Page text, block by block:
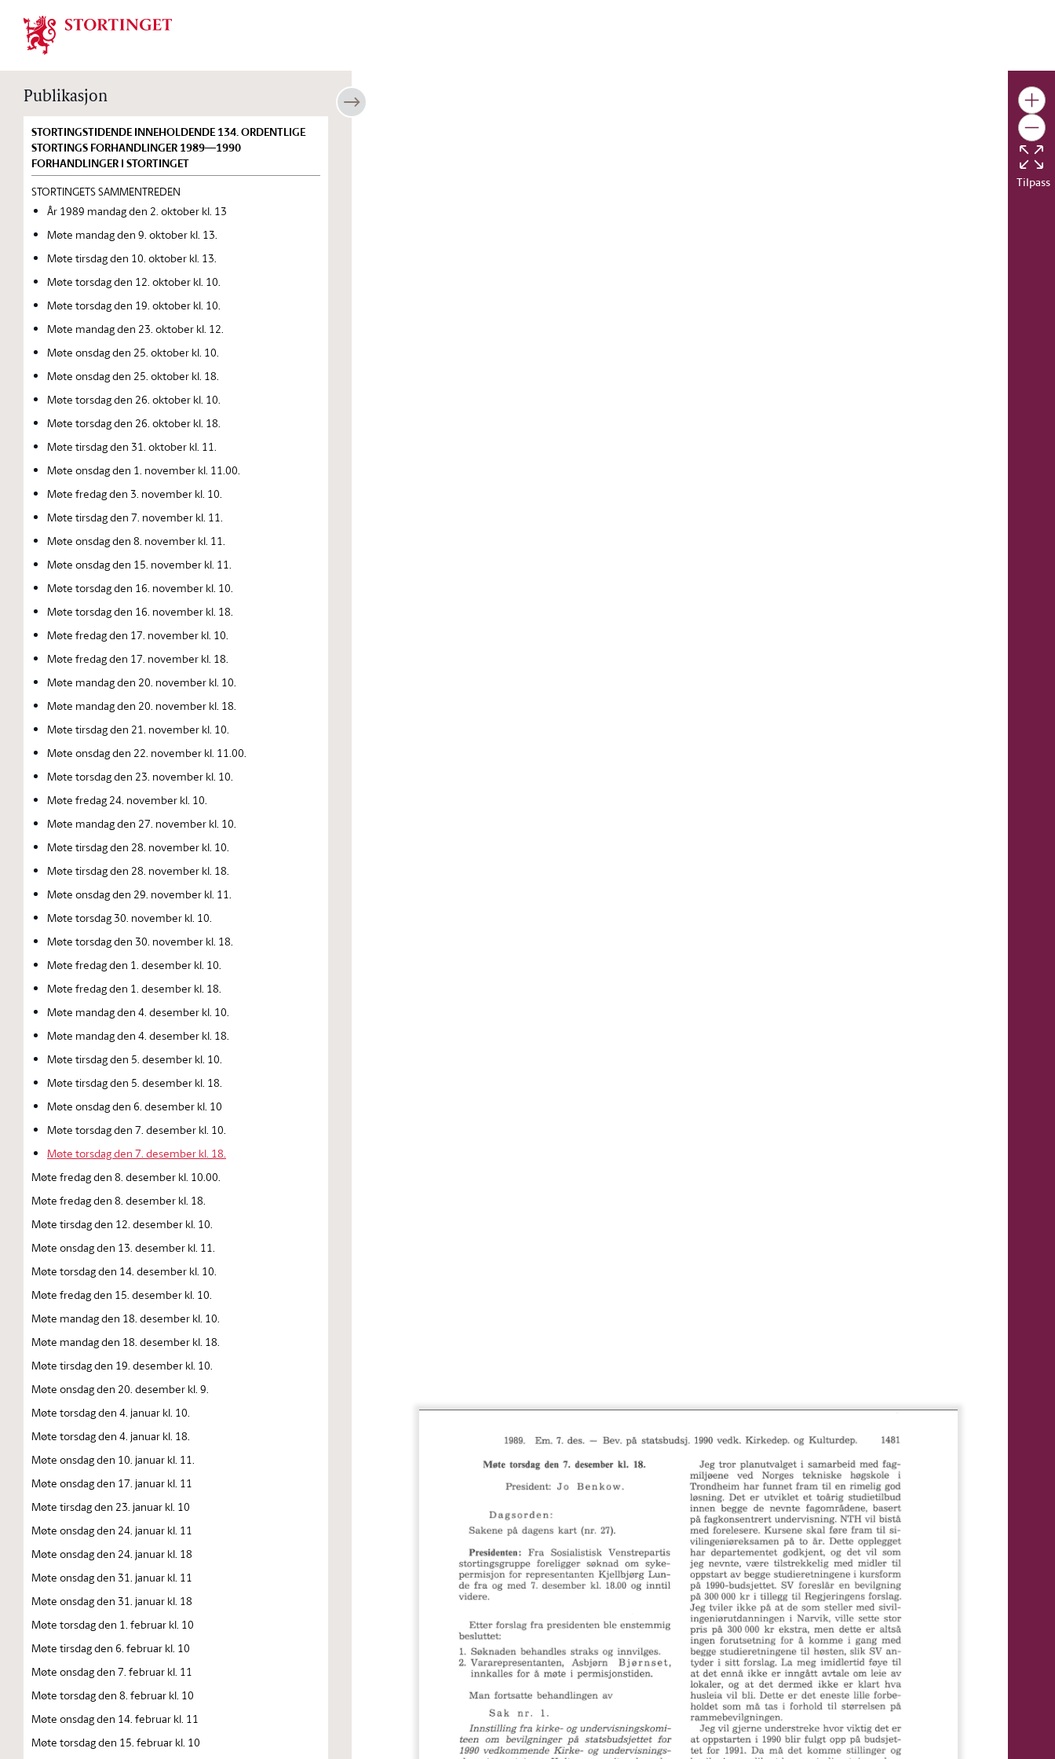
Stortinget.no
Publikasjon
STORTINGSTIDENDE INNEHOLDENDE 134. ORDENTLIGE
STORTINGS FORHANDLINGER 1989—1990
FORHANDLINGER I STORTINGET
STORTINGETS SAMMENTREDEN
År 1989 mandag den 2. oktober kl. 13
Møte mandag den 9. oktober kl. 13.
Møte tirsdag den 10. oktober kl. 13.
Møte torsdag den 12. oktober kl. 10.
Møte torsdag den 19. oktober kl. 10.
Møte mandag den 23. oktober kl. 12.
Møte onsdag den 25. oktober kl. 10.
Møte onsdag den 25. oktober kl. 18.
Møte torsdag den 26. oktober kl. 10.
Møte torsdag den 26. oktober kl. 18.
Møte tirsdag den 31. oktober kl. 11.
Møte onsdag den 1. november kl. 11.00.
Møte fredag den 3. november kl. 10.
Møte tirsdag den 7. november kl. 11.
Møte onsdag den 8. november kl. 11.
Møte onsdag den 15. november kl. 11.
Møte torsdag den 16. november kl. 10.
Møte torsdag den 16. november kl. 18.
Møte fredag den 17. november kl. 10.
Møte fredag den 17. november kl. 18.
Møte mandag den 20. november kl. 10.
Møte mandag den 20. november kl. 18.
Møte tirsdag den 21. november kl. 10.
Møte onsdag den 22. november kl. 11.00.
Møte torsdag den 23. november kl. 10.
Møte fredag 24. november kl. 10.
Møte mandag den 27. november kl. 10.
Møte tirsdag den 28. november kl. 10.
Møte tirsdag den 28. november kl. 18.
Møte onsdag den 29. november kl. 11.
Møte torsdag 30. november kl. 10.
Møte torsdag den 30. november kl. 18.
Møte fredag den 1. desember kl. 10.
Møte fredag den 1. desember kl. 18.
Møte mandag den 4. desember kl. 10.
Møte mandag den 4. desember kl. 18.
Møte tirsdag den 5. desember kl. 10.
Møte tirsdag den 5. desember kl. 18.
Møte onsdag den 6. desember kl. 10
Møte torsdag den 7. desember kl. 10.
Møte torsdag den 7. desember kl. 18.
Møte fredag den 8. desember kl. 10.00.
Møte fredag den 8. desember kl. 18.
Møte tirsdag den 12. desember kl. 10.
Møte onsdag den 13. desember kl. 11.
Møte torsdag den 14. desember kl. 10.
Møte fredag den 15. desember kl. 10.
Møte mandag den 18. desember kl. 10.
Møte mandag den 18. desember kl. 18.
Møte tirsdag den 19. desember kl. 10.
Møte onsdag den 20. desember kl. 9.
Møte torsdag den 4. januar kl. 10.
Møte torsdag den 4. januar kl. 18.
Møte onsdag den 10. januar kl. 11.
Møte onsdag den 17. januar kl. 11
Møte tirsdag den 23. januar kl. 10
Møte onsdag den 24. januar kl. 11
Møte onsdag den 24. januar kl. 18
Møte onsdag den 31. januar kl. 11
Møte onsdag den 31. januar kl. 18
Møte torsdag den 1. februar kl. 10
Møte tirsdag den 6. februar kl. 10
Møte onsdag den 7. februar kl. 11
Møte torsdag den 8. februar kl. 10
Møte onsdag den 14. februar kl. 11
Møte torsdag den 15. februar kl. 10